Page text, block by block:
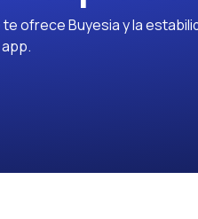
ofrece Buyesia y la